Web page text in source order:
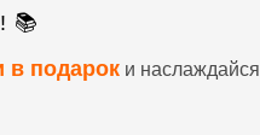
📚
в подарок и наслаждайся